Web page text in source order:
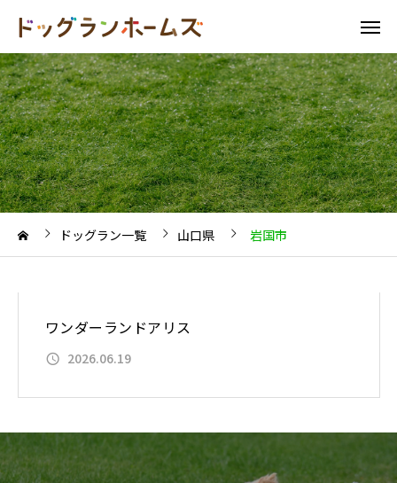
ドッグラン一覧 山口県 岩国市
ワンダーランドアリス
2026.06.19